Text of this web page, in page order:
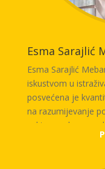
Esma Sarajlić
Esma Sarajlić
iskustvom u
posvećena je
na razumijevanje
sektoru usluga –
maloprodaje i